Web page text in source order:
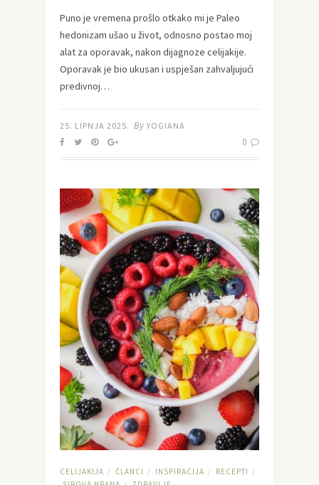
Puno je vremena prošlo otkako mi je Paleo
hedonizam ušao u život, odnosno postao moj
alat za oporavak, nakon dijagnoze celijakije.
Oporavak je bio ukusan i uspješan zahvaljujući
predivnoj…
25. LIPNJA 2025. By YOGIANA
0
CELIJAKIJA / ČLANCI / INSPIRACIJA / RECEPTI /